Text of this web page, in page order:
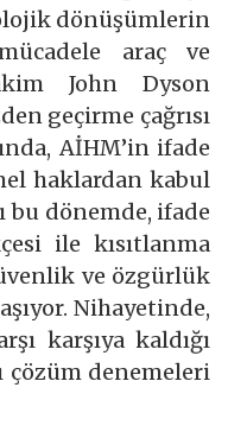
dönüşümlerin
araç ve
John Dyson
geçirme çağrısı
AİHM’in ifade
haklardan kabul
bu dönemde, ifade
ile kısıtlanma
ve özgürlük
Nihayetinde,
karşıya kaldığı
çözüm denemeleri